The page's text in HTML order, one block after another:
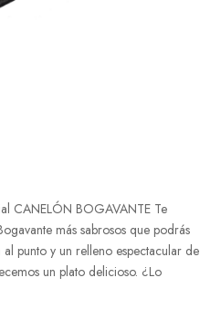
CANELÓN BOGAVANTE Te
más sabrosos que podrás
punto y un relleno espectacular de
un plato delicioso. ¿Lo